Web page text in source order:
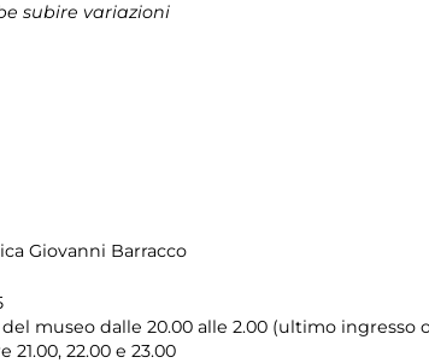
subire variazioni
Giovanni Barracco
museo dalle 20.00 alle 2.00 (ultimo ingresso
21.00, 22.00 e 23.00